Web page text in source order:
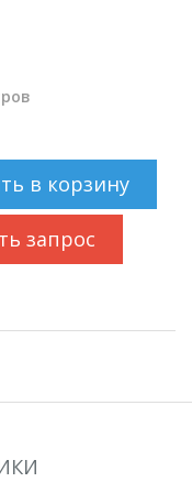
в корзину
запрос